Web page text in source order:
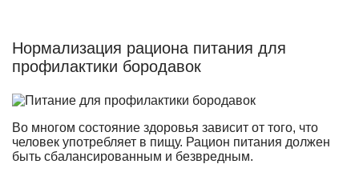
Нормализация рациона питания для
профилактики бородавок
Во многом состояние здоровья зависит от того, что
человек употребляет в пищу. Рацион питания должен
быть сбалансированным и безвредным.